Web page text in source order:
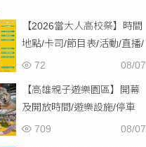
【2026當大人高校祭】時間
地點/卡司/節目表/活動/直播/
交通，免費入場！
08/07
72
【高雄親子遊樂園區】開幕
及開放時間/遊樂設施/停車
場/交通一次看！
08/07
709